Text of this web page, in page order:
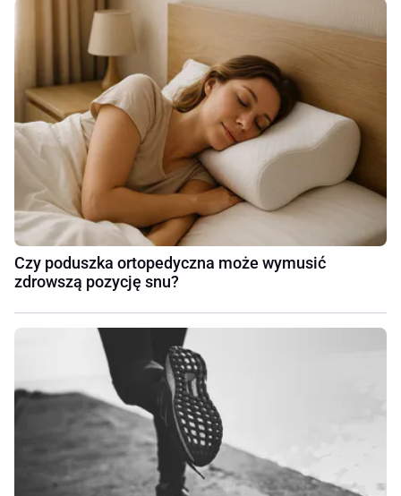
Czy poduszka ortopedyczna może wymusić
zdrowszą pozycję snu?